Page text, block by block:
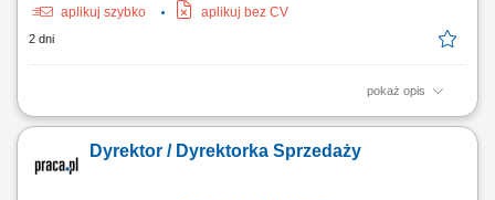
aplikuj szybko
aplikuj bez CV
2 dni
pokaż opis
Odpowiedzialność za realizację strategii sprzedażowej hotelu oraz
konferencji, eventów, gastronomii i usług dodatkowych; Aktywne
pozyskiwanie nowych klientów w segmentach corporate, MICE, leisure,
Dyrektor / Dyrektorka Sprzedaży